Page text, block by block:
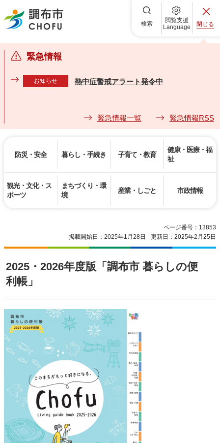
調布市 検索
閲覧支援
Language
閉じる
緊急情報
お知らせ 熱中症警戒アラート発令中
緊急情報一覧 緊急情報RSS
防災・安全 暮らし・手続き 子育て・教育
健康・医療・福
祉
観光・文化・ス
ポーツ
まちづくり・環
境
産業・しごと 市政情報
ページ番号：13853
掲載開始日：2025年1月28日
更新日：2025年2月25日
2025・2026年度版「調布市 暮らしの便
利帳」